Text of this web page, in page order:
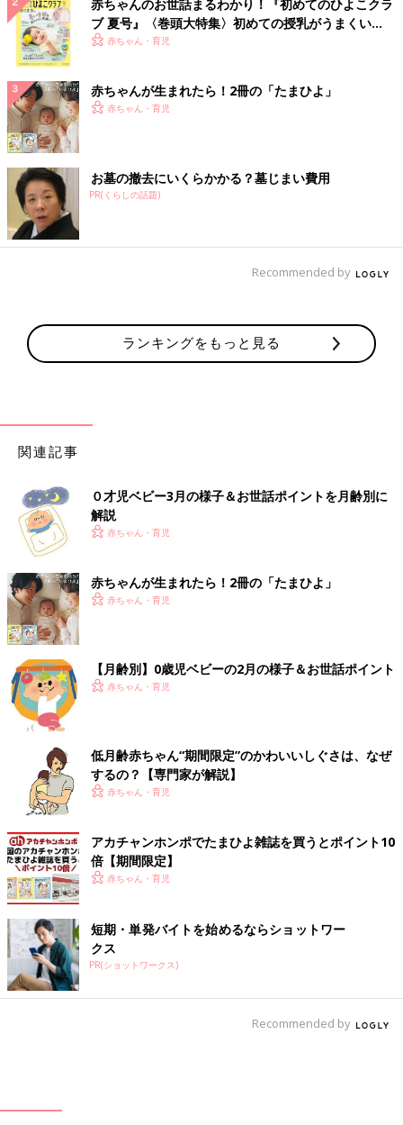
赤ちゃんのお世話まるわかり！『初めてのひよこクラ
ブ 夏号』〈巻頭大特集〉初めての授乳がうまくい
く！ おっぱい・ミルクの基本と夏のトラブル 解決テ
赤ちゃん・育児
赤ちゃんが生まれたら！2冊の「たまひよ」
赤ちゃん・育児
お墓の撤去にいくらかかる？墓じまい費用
PR(くらしの話題)
Recommended by
ランキングをもっと見る
関連記事
０才児ベビー3月の様子＆お世話ポイントを月齢別に
解説
赤ちゃん・育児
赤ちゃんが生まれたら！2冊の「たまひよ」
赤ちゃん・育児
【月齢別】0歳児ベビーの2月の様子＆お世話ポイント
赤ちゃん・育児
低月齢赤ちゃん“期間限定”のかわいいしぐさは、なぜ
するの？【専門家が解説】
赤ちゃん・育児
アカチャンホンポでたまひよ雑誌を買うとポイント10
倍【期間限定】
赤ちゃん・育児
短期・単発バイトを始めるならショットワー
クス
PR(ショットワークス)
Recommended by